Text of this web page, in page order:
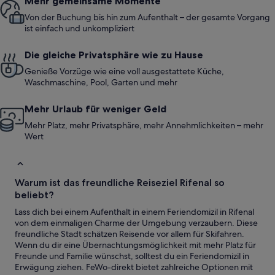
Von der Buchung bis hin zum Aufenthalt – der gesamte Vorgang
ist einfach und unkompliziert
Die gleiche Privatsphäre wie zu Hause
Genieße Vorzüge wie eine voll ausgestattete Küche,
Waschmaschine, Pool, Garten und mehr
Mehr Urlaub für weniger Geld
Mehr Platz, mehr Privatsphäre, mehr Annehmlichkeiten – mehr
Wert
Warum ist das freundliche Reiseziel Rifenal so
beliebt?
Lass dich bei einem Aufenthalt in einem Feriendomizil in Rifenal
von dem einmaligen Charme der Umgebung verzaubern. Diese
freundliche Stadt schätzen Reisende vor allem für Skifahren.
Wenn du dir eine Übernachtungsmöglichkeit mit mehr Platz für
Freunde und Familie wünschst, solltest du ein Feriendomizil in
Erwägung ziehen. FeWo-direkt bietet zahlreiche Optionen mit